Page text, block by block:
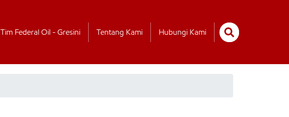
Tim Federal Oil - Gresini Tentang Kami Hubungi Kami